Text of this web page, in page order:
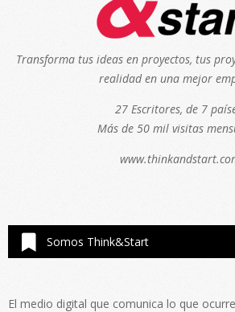
Transforma tus ideas en proyectos, tus
realidad en una mejor
27 Escritores, de 7
Más de 50 mil visitas
Somos Think&Start
El medio digital que comunica lo que